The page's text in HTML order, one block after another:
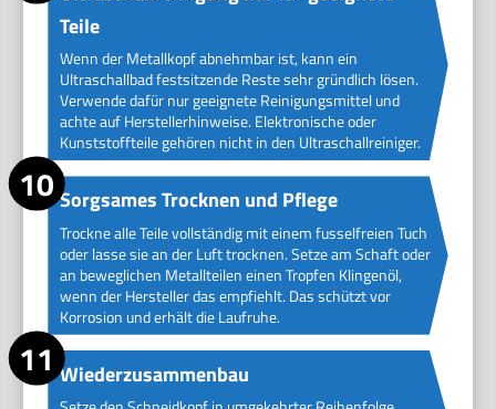
Teile
Wenn der Metallkopf abnehmbar ist, kann ein
Ultraschallbad festsitzende Reste sehr gründlich lösen.
Verwende dafür nur geeignete Reinigungsmittel und
achte auf Herstellerhinweise. Elektronische oder
Kunststoffteile gehören nicht in den Ultraschallreiniger.
Sorgsames Trocknen und Pflege
Trockne alle Teile vollständig mit einem fusselfreien Tuch
oder lasse sie an der Luft trocknen. Setze am Schaft oder
an beweglichen Metallteilen einen Tropfen Klingenöl,
wenn der Hersteller das empfiehlt. Das schützt vor
Korrosion und erhält die Laufruhe.
Wiederzusammenbau